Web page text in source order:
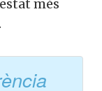
la
i